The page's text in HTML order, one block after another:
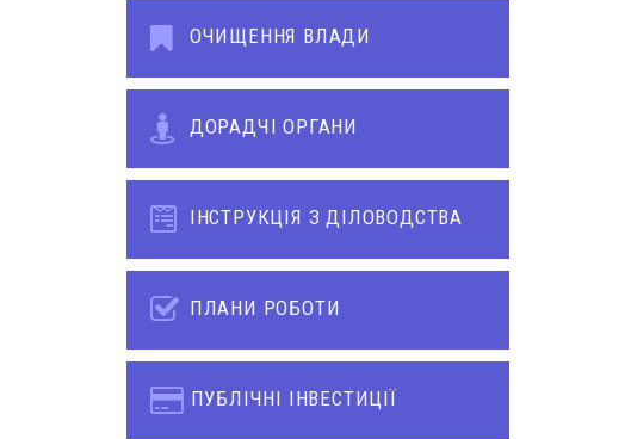
ОЧИЩЕННЯ ВЛАДИ
ДОРАДЧІ ОРГАНИ
ІНСТРУКЦІЯ З ДІЛОВОДСТВА
ПЛАНИ РОБОТИ
ПУБЛІЧНІ ІНВЕСТИЦІЇ